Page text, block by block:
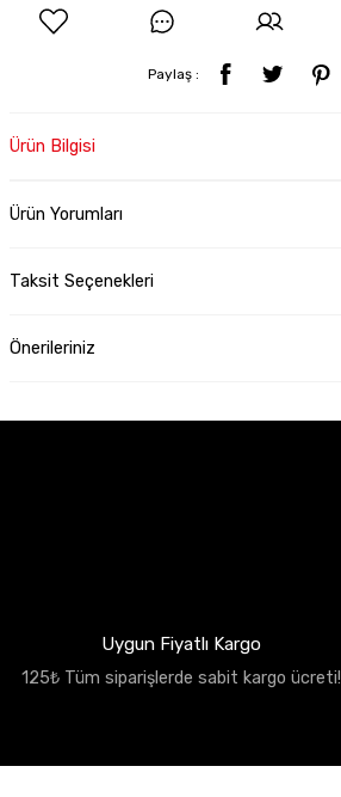
Paylaş :
Ürün Bilgisi
Ürün Yorumları
Taksit Seçenekleri
Önerileriniz
Uygun Fiyatlı Kargo
125₺ Tüm siparişlerde sabit kargo ücreti!